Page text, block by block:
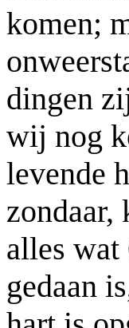
komen;
dingen
wij nog
levende
zondaar,
alles wat
gedaan